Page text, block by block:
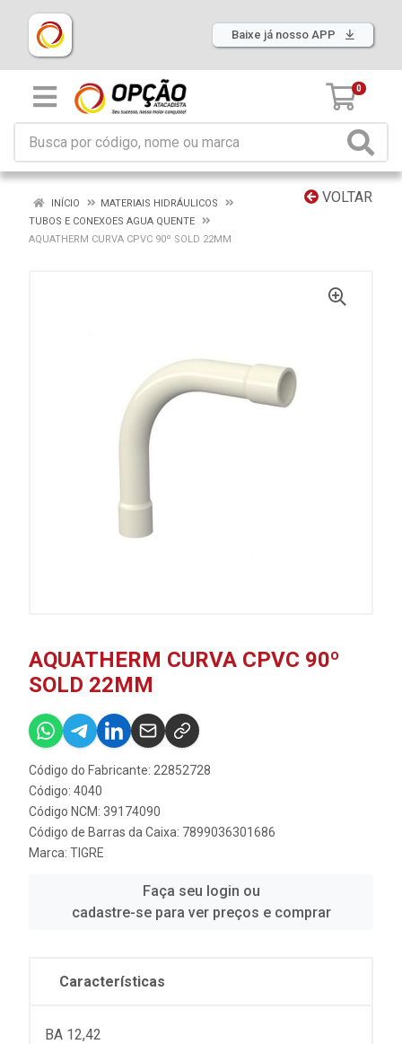
Baixe já nosso APP
0
VOLTAR
INÍCIO
MATERIAIS HIDRÁULICOS
TUBOS E CONEXOES AGUA QUENTE
AQUATHERM CURVA CPVC 90º SOLD 22MM
AQUATHERM CURVA CPVC 90º
SOLD 22MM
Código do Fabricante: 22852728
Código: 4040
Código NCM: 39174090
Código de Barras da Caixa: 7899036301686
Marca: TIGRE
Faça seu login ou
cadastre-se para ver preços e comprar
Características
BA 12,42